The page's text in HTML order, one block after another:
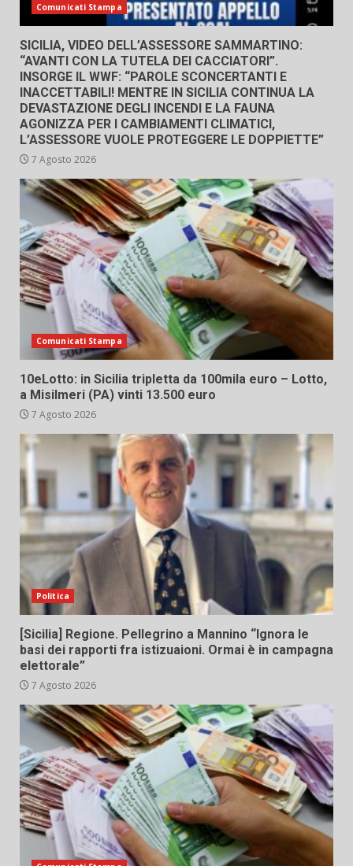
Comunicati Stampa
SICILIA, VIDEO DELL’ASSESSORE SAMMARTINO:
“AVANTI CON LA TUTELA DEI CACCIATORI”.
INSORGE IL WWF: “PAROLE SCONCERTANTI E
INACCETTABILI! MENTRE IN SICILIA CONTINUA LA
DEVASTAZIONE DEGLI INCENDI E LA FAUNA
AGONIZZA PER I CAMBIAMENTI CLIMATICI,
L’ASSESSORE VUOLE PROTEGGERE LE DOPPIETTE”
7 Agosto 2026
Comunicati Stampa
10eLotto: in Sicilia tripletta da 100mila euro – Lotto,
a Misilmeri (PA) vinti 13.500 euro
7 Agosto 2026
Politica
[Sicilia] Regione. Pellegrino a Mannino “Ignora le
basi dei rapporti fra istizuaioni. Ormai è in campagna
elettorale”
7 Agosto 2026